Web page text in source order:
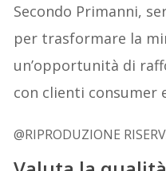
Secondo Primanni,
per trasformare la
un’opportunità di
con clienti consumer
@RIPRODUZIONE